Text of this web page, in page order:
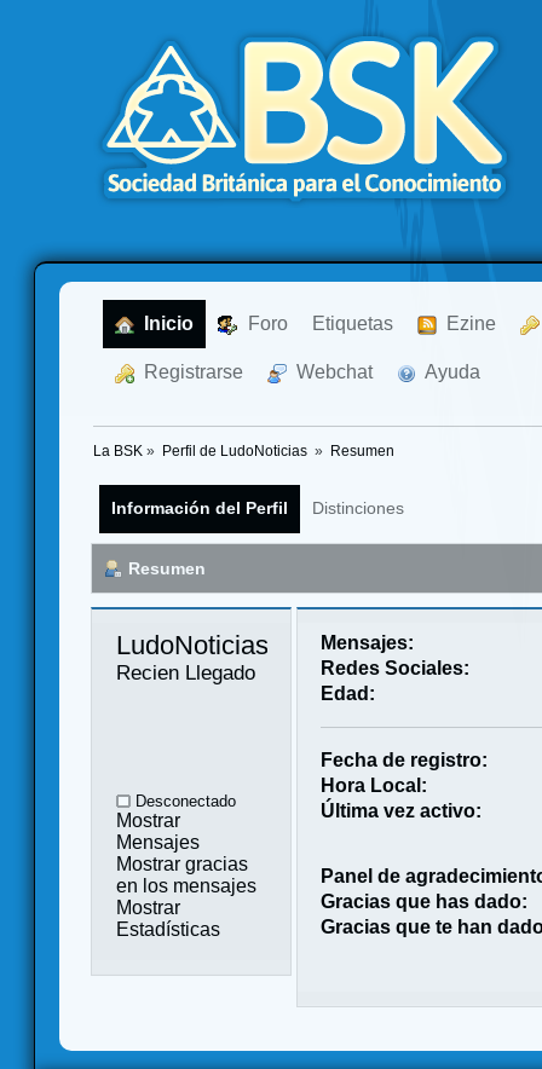
Inicio Foro Etiquetas Ezine
Registrarse Webchat Ayuda
La BSK » Perfil de LudoNoticias » Resumen
Información del Perfil Distinciones
Resumen
Recien Llegado
Desconectado
Mostrar
Mensajes
Mostrar gracias
en los mensajes
Mostrar
Estadísticas
Mensajes:
Redes Sociales:
Edad:
Fecha de registro:
Hora Local:
Última vez activo:
Panel de
Gracias que has dado:
Gracias que te han